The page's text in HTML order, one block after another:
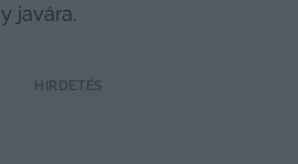
javára.
HIRDETÉS